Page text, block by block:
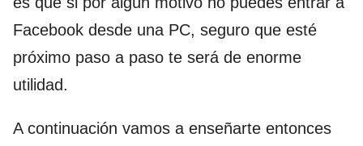
Facebook desde una PC, seguro que esté
próximo paso a paso te será de enorme
utilidad.
A continuación vamos a enseñarte entonces